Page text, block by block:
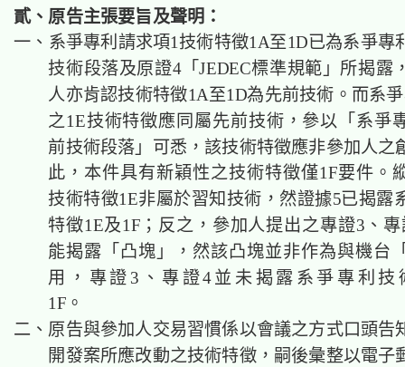
貳、原告主張要旨及聲明：
一、系爭專利請求項1技術特徵1A至1D已為系爭專
技術段落及原證4「JEDEC標準規範」所揭露
人亦肯認技術特徵1A至1D為先前技術。而系
之1E技術特徵應同屬先前技術，參以「系爭
前技術段落」可悉，該技術特徵應非參加人之
此，本件具有新穎性之技術特徵僅1F要件。
技術特徵1E非屬於習知技術，然證據5已揭露
特徵1E及1F；反之，參加人提出之專證3、
能揭露「凸塊」，然該凸塊並非作為與機台
用，專證3、專證4並未揭露系爭專利技
1F。
二、原告與參加人交易習慣係以會議之方式口頭告
開發案所應改動之技術特徵，嗣後彙整以電子